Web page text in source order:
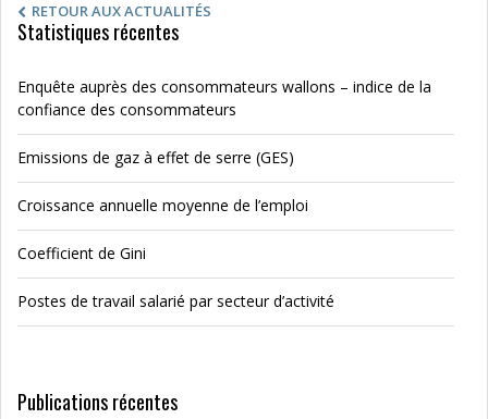
RETOUR AUX ACTUALITÉS
Statistiques récentes
Enquête auprès des consommateurs wallons – indice de la
confiance des consommateurs
Emissions de gaz à effet de serre (GES)
Croissance annuelle moyenne de l’emploi
Coefficient de Gini
Postes de travail salarié par secteur d’activité
Publications récentes